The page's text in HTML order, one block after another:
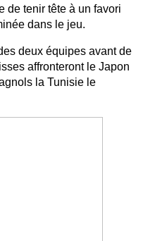
de tenir tête à un favori
dans le jeu.
deux équipes avant de
affronteront le Japon
la Tunisie le